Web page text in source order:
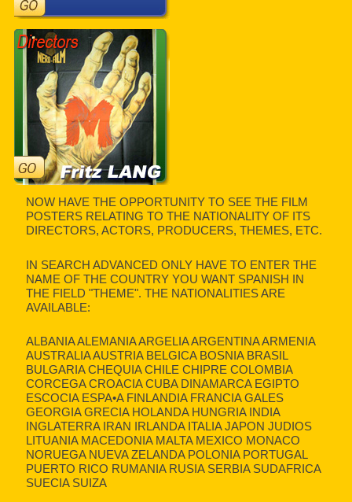
NOW HAVE THE OPPORTUNITY TO SEE THE FILM
POSTERS RELATING TO THE NATIONALITY OF ITS
DIRECTORS, ACTORS, PRODUCERS, THEMES, ETC.
IN SEARCH ADVANCED ONLY HAVE TO ENTER THE
NAME OF THE COUNTRY YOU WANT SPANISH IN
THE FIELD "THEME". THE NATIONALITIES ARE
AVAILABLE:
ALBANIA ALEMANIA ARGELIA ARGENTINA ARMENIA
AUSTRALIA AUSTRIA BELGICA BOSNIA BRASIL
BULGARIA CHEQUIA CHILE CHIPRE COLOMBIA
CORCEGA CROACIA CUBA DINAMARCA EGIPTO
ESCOCIA ESPA•A FINLANDIA FRANCIA GALES
GEORGIA GRECIA HOLANDA HUNGRIA INDIA
INGLATERRA IRAN IRLANDA ITALIA JAPON JUDIOS
LITUANIA MACEDONIA MALTA MEXICO MONACO
NORUEGA NUEVA ZELANDA POLONIA PORTUGAL
PUERTO RICO RUMANIA RUSIA SERBIA SUDAFRICA
SUECIA SUIZA